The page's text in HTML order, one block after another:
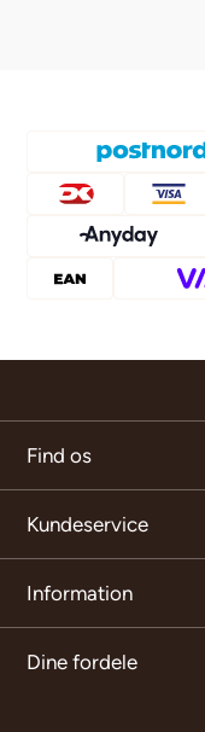
Find os
Kundeservice
Information
Dine fordele